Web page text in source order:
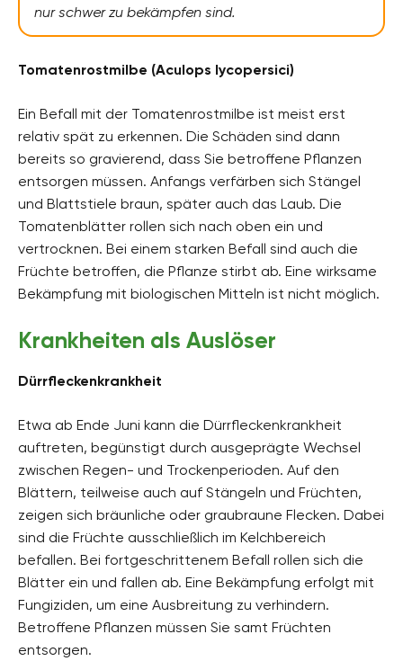
nur schwer zu bekämpfen sind.
Tomatenrostmilbe (Aculops lycopersici)
Ein Befall mit der Tomatenrostmilbe ist meist erst
relativ spät zu erkennen. Die Schäden sind dann
bereits so gravierend, dass Sie betroffene Pflanzen
entsorgen müssen. Anfangs verfärben sich Stängel
und Blattstiele braun, später auch das Laub. Die
Tomatenblätter rollen sich nach oben ein und
vertrocknen. Bei einem starken Befall sind auch die
Früchte betroffen, die Pflanze stirbt ab. Eine wirksame
Bekämpfung mit biologischen Mitteln ist nicht möglich.
Krankheiten als Auslöser
Dürrfleckenkrankheit
Etwa ab Ende Juni kann die Dürrfleckenkrankheit
auftreten, begünstigt durch ausgeprägte Wechsel
zwischen Regen- und Trockenperioden. Auf den
Blättern, teilweise auch auf Stängeln und Früchten,
zeigen sich bräunliche oder graubraune Flecken. Dabei
sind die Früchte ausschließlich im Kelchbereich
befallen. Bei fortgeschrittenem Befall rollen sich die
Blätter ein und fallen ab. Eine Bekämpfung erfolgt mit
Fungiziden, um eine Ausbreitung zu verhindern.
Betroffene Pflanzen müssen Sie samt Früchten
entsorgen.